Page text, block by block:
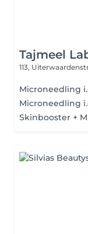
Tajmeel
113,
Microneedling
Microneedling
Skinbooster +